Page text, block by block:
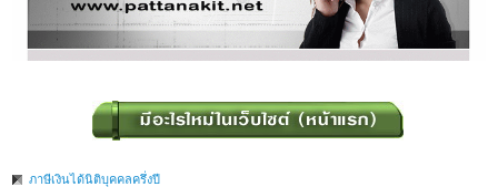
ภาษีเงินได้นิติบุคคลครึ่งปี